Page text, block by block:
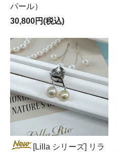
パール）
30,800円(税込)
[Lilla シリーズ] リラ